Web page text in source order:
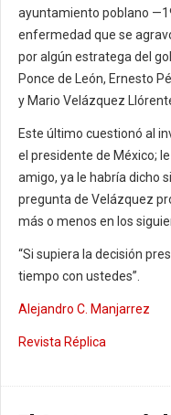
ayuntamiento poblano
enfermedad que se
por algún estratega del
Ponce de León, Ernesto
y Mario Velázquez
Este último cuestionó al
el presidente de México;
amigo, ya le habría dicho
pregunta de Velázquez
más o menos en los
“Si supiera la decisión
tiempo con ustedes”.
Alejandro C. Manjarrez
Revista Réplica